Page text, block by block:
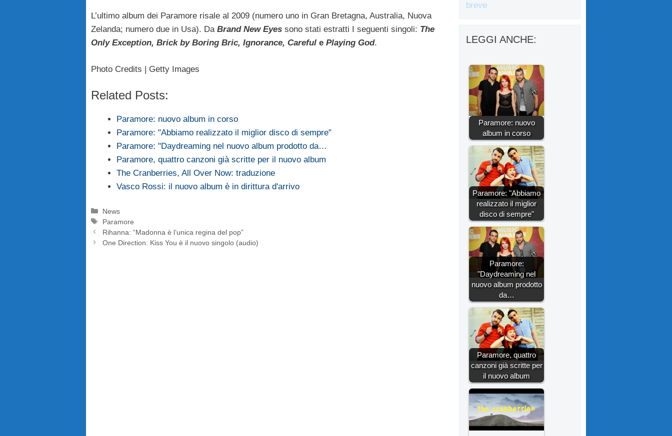
L’ultimo album dei Paramore risale al 2009 (numero uno in Gran Bretagna, Australia, Nuova
Zelanda; numero due in Usa). Da Brand New Eyes sono stati estratti I seguenti singoli: The
Only Exception, Brick by Boring Bric, Ignorance, Careful e Playing God.
Photo Credits | Getty Images
Related Posts:
Paramore: nuovo album in corso
Paramore: "Abbiamo realizzato il miglior disco di sempre"
Paramore: "Daydreaming nel nuovo album prodotto da…
Paramore, quattro canzoni già scritte per il nuovo album
The Cranberries, All Over Now: traduzione
Vasco Rossi: il nuovo album è in dirittura d'arrivo
Categorie
News
Tag
Paramore
Rihanna: “Madonna è l’unica regina del pop”
One Direction: Kiss You è il nuovo singolo (audio)
breve
LEGGI ANCHE:
Paramore: nuovo
album in corso
Paramore: "Abbiamo
realizzato il miglior
disco di sempre"
Paramore:
"Daydreaming nel
nuovo album prodotto
da…
Paramore, quattro
canzoni già scritte per
il nuovo album